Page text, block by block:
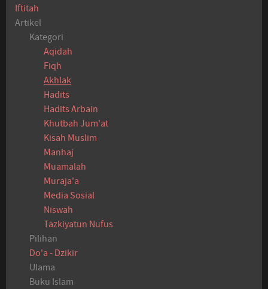
Iftitah
Artikel
Kategori
Aqidah
Fiqh
Akhlak
Hadits
Hadits Arbain
Khutbah Jum'at
Kisah Muslim
Manhaj
Muamalah
Muraja'a
Media Sosial
Niswah
Tazkiyatun Nufus
Pilihan
Do'a - Dzikir
Ulama
Buku Islam